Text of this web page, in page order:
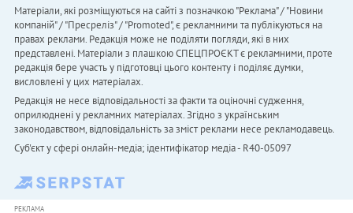
Матеріали, які розміщуються на сайті з позначкою "Реклама" / "Новини
компаній" / "Пресреліз" / "Promoted", є рекламними та публікуються на
правах реклами. Редакція може не поділяти погляди, які в них
представлені. Матеріали з плашкою СПЕЦПРОЄКТ є рекламними, проте
редакція бере участь у підготовці цього контенту і поділяє думки,
висловлені у цих матеріалах.
Редакція не несе відповідальності за факти та оціночні судження,
оприлюднені у рекламних матеріалах. Згідно з українським
законодавством, відповідальність за зміст реклами несе рекламодавець.
Cуб'єкт у сфері онлайн-медіа; ідентифікатор медіа - R40-05097
РЕКЛАМА